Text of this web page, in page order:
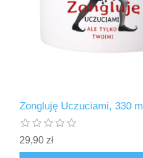
Żongluję Uczuciami, 330 ml
29,90 zł